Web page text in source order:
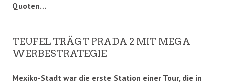
Quoten…
TEUFEL TRÄGT PRADA 2 MIT MEGA
WERBESTRATEGIE
Mexiko-Stadt war die erste Station einer Tour, die in